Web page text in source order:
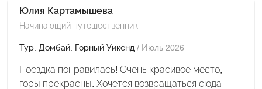
Юлия Картамышева
Начинающий путешественник
Тур: Домбай. Горный Уикенд / Июль 2026
Поездка понравилась! Очень красивое место,
горы прекрасны. Хочется возвращаться сюда